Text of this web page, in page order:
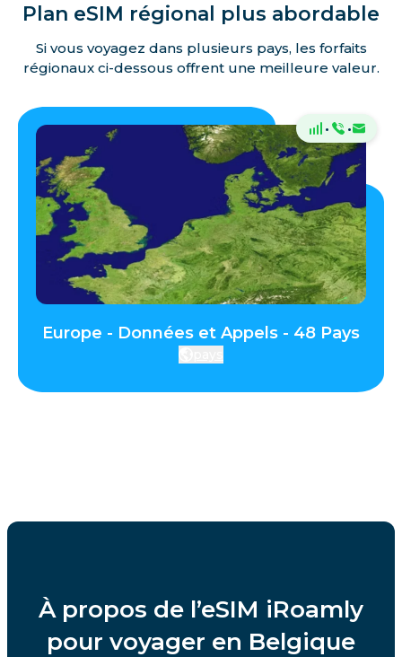
Plan eSIM régional plus abordable
Si vous voyagez dans plusieurs pays, les forfaits
régionaux ci-dessous offrent une meilleure valeur.
· ·
Europe - Données et Appels - 48 Pays
À propos de l’eSIM iRoamly
pour voyager en Belgique